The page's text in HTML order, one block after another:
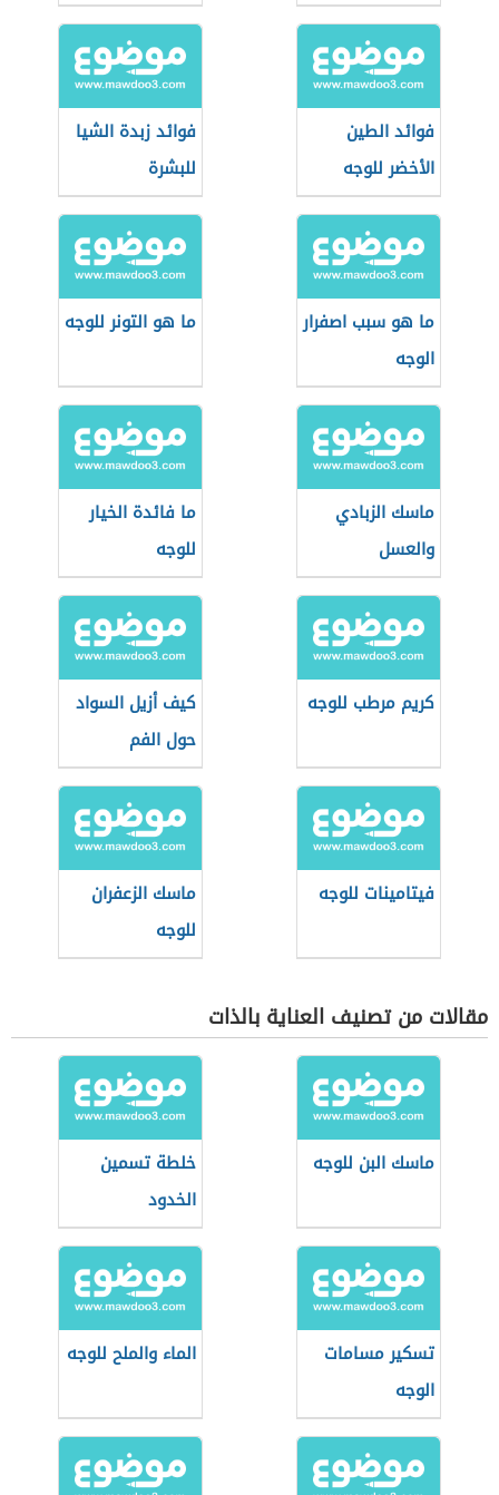
فوائد الطين
الأخضر للوجه
فوائد زبدة الشيا
للبشرة
ما هو سبب اصفرار
الوجه
ما هو التونر للوجه
ماسك الزبادي
والعسل
ما فائدة الخيار
للوجه
كريم مرطب للوجه
كيف أزيل السواد
حول الفم
فيتامينات للوجه
ماسك الزعفران
للوجه
مقالات من تصنيف العناية بالذات
ماسك البن للوجه
خلطة تسمين
الخدود
تسكير مسامات
الوجه
الماء والملح للوجه